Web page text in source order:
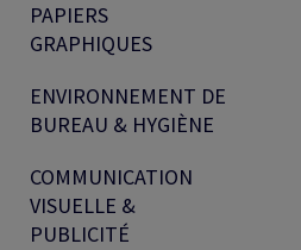
PAPIERS
GRAPHIQUES
ENVIRONNEMENT DE
BUREAU & HYGIÈNE
COMMUNICATION
VISUELLE &
PUBLICITÉ